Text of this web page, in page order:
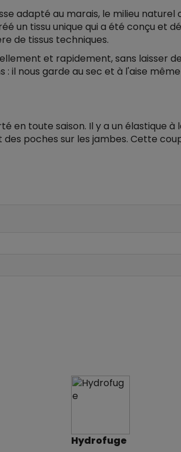
adapté au marais, le milieu naturel
un tissu unique qui a été conçu et
de tissus techniques.
et rapidement, sans laisser
il nous garde au sec et à l'aise
en toute saison. Il y a un élastique à
poches sur les jambes. Cette
Hydrofuge